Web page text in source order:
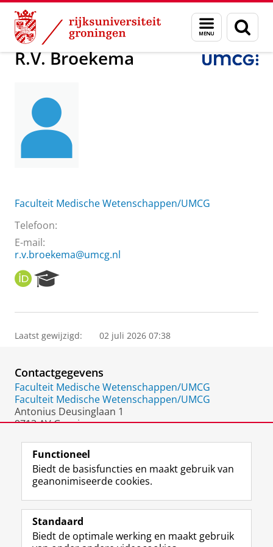
Skip
Content
Skip
Navigation
Menu
en
zoeken
Over ons R.V. Broekema
R.V. Broekema
Faculteit Medische Wetenschappen/UMCG
Telefoon:
E-mail:
r.v.broekema@umcg.nl
O
R
I
e
r
P
o
r
t
a
Laatst gewijzigd: 02 juli 2026 07:38
Contactgegevens
Faculteit Medische Wetenschappen/UMCG
Faculteit Medische Wetenschappen/UMCG
Antonius Deusinglaan 1
9713 AV Groningen
Volg de RUG
F
a
e
L
i
k
R
S
-
I
n
t
Y
o
T
Studiekiezers
Functioneel
Biedt de basisfuncties en maakt gebruik van
geanonimiseerde cookies.
Standaard
Biedt de optimale werking en maakt gebruik